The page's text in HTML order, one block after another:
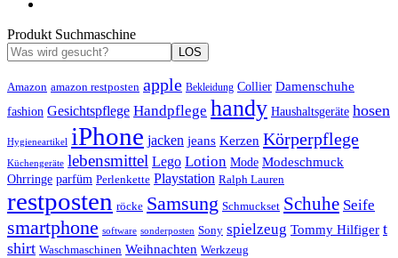
Produkt Suchmaschine
LOS
Amazon amazon restposten apple Bekleidung Collier Damenschuhe
fashion Gesichtspflege Handpflege handy Haushaltsgeräte hosen
Hygieneartikel iPhone jacken jeans Kerzen Körperpflege
Küchengeräte lebensmittel Lego Lotion Mode Modeschmuck
Ohrringe parfüm Perlenkette Playstation Ralph Lauren
restposten röcke Samsung Schmuckset Schuhe Seife
smartphone software sonderposten Sony spielzeug Tommy Hilfiger t
shirt Waschmaschinen Weihnachten Werkzeug